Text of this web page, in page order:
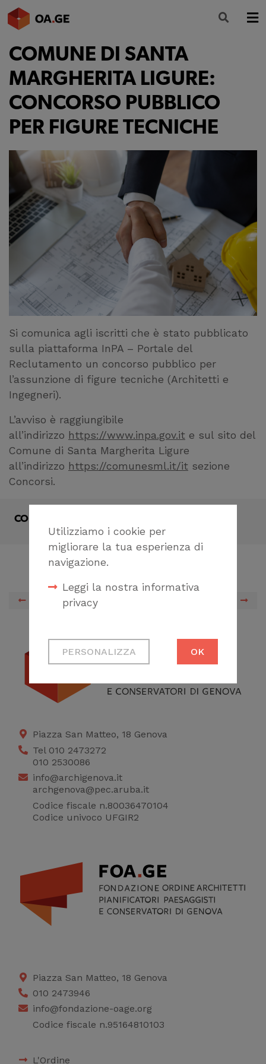
Utilizziamo i cookie per
migliorare la tua esperienza di
navigazione.
Leggi la nostra informativa
privacy
Cookie tecnici
Necessari per
correttamente del
Cookie di profilazione
Ci permettono di
raccogliere dati
statistici su di te per
migliorare il servizio
PERSONALIZZA OK
L’ORDINE
AMMINISTRAZIONE TRASPARENTE
ALBO
SEGRETERIA
SERVIZI
FORMAZIONE
NEWS
COMUNE DI SANTA
MARGHERITA LIGURE:
CONCORSO PUBBLICO
PER FIGURE TECNICHE
Si comunica agli iscritti che è stato pubblicato
sulla piattaforma InPA – Portale del
Reclutamento un concorso pubblico per
l’assunzione di figure tecniche (Architetti e
Ingegneri).
L’avviso è raggiungibile
all’indirizzo https://www.inpa.gov.it e sul sito del
Comune di Santa Margherita Ligure
all’indirizzo https://comunesml.it/it sezione
Concorsi.
CONDIVIDI
PREVIOUS
Piazza San Matteo, 18 Genova
Tel 010 2473272
010 2530086
info@archigenova.it
archgenova@pec.aruba.it
Codice fiscale n.80036470104
Codice univoco UFGIR2
Piazza San Matteo, 18 Genova
010 2473946
info@fondazione-oage.org
Codice fiscale n.95164810103
L'Ordine